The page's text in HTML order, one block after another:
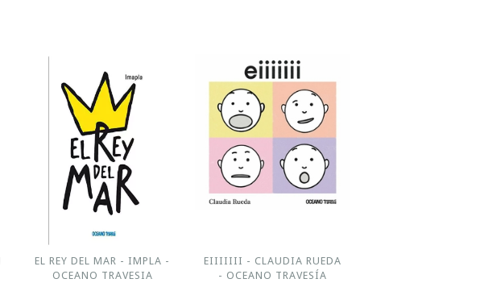
EL REY DEL MAR - IMPLA -
OCEANO TRAVESIA
EIIIIIII - CLAUDIA RUEDA
- OCEANO TRAVESÍA